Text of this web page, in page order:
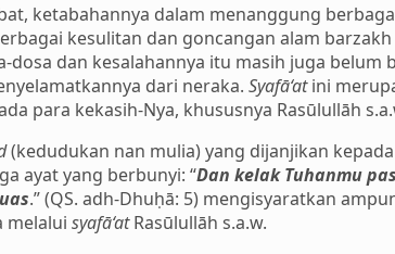
ketabahannya dalam menanggung
kesulitan dan goncangan alam
dosa dan kesalahannya itu masih juga belum
dari neraka. Syafā‘atini
para kekasih-Nya, khususnya Rasūlullāh
(kedudukan nan mulia) yang dijanjikan
ayat yang berbunyi: “Dan kelak Tuhanmu
.” (QS. adh-Dhuḥā: 5) mengisyaratkan
melalui syafā‘atRasūlullāh s.a.w.